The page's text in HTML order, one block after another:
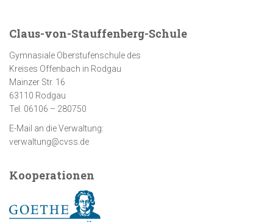
Claus-von-Stauffenberg-Schule
Gymnasiale Oberstufenschule des
Kreises Offenbach in Rodgau
Mainzer Str. 16
63110 Rodgau
Tel. 06106 – 280750
E-Mail an die Verwaltung:
verwaltung@cvss.de
Kooperationen